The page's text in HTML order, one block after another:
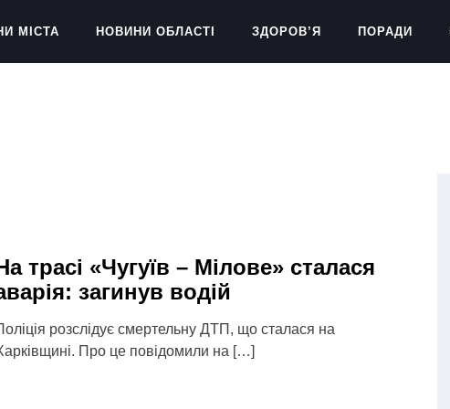
МІСТА НОВИНИ ОБЛАСТІ ЗДОРОВ’Я ПОРАДИ
трасі «Чугуїв – Мілове» сталася
загинув водій
розслідує смертельну ДТП, що сталася на
Про це повідомили на […]